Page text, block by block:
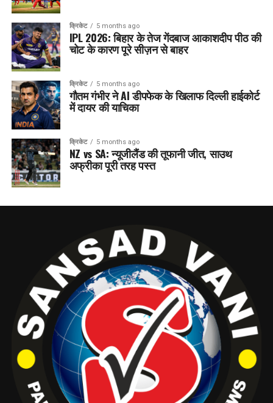
क्रिकेट 5 months ago
IPL 2026: बिहार के तेज गेंदबाज आकाशदीप पीठ की
चोट के कारण पूरे सीज़न से बाहर
क्रिकेट 5 months ago
गौतम गंभीर ने AI डीपफेक के खिलाफ दिल्ली हाईकोर्ट
में दायर की याचिका
क्रिकेट 5 months ago
NZ vs SA: न्यूजीलैंड की तूफानी जीत, साउथ
अफ्रीका पूरी तरह पस्त